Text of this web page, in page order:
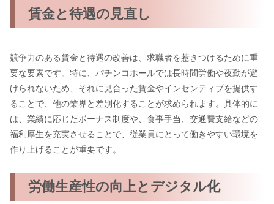
賃金と待遇の見直し
競争力のある賃金と待遇の改善は、求職者を惹きつけるために重
要な要素です。特に、パチンコホールでは長時間労働や夜勤が避
けられないため、それに見合った賃金やインセンティブを提供す
ることで、他の業界と差別化することが求められます。具体的に
は、業績に応じたボーナス制度や、食事手当、交通費支給などの
福利厚生を充実させることで、従業員にとって働きやすい環境を
作り上げることが重要です。
労働生産性の向上とデジタル化